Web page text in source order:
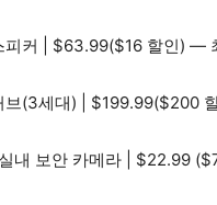
피커 | $63.99($16 할인) —
브(3세대) | $199.99($200
내 보안 카메라 | $22.99